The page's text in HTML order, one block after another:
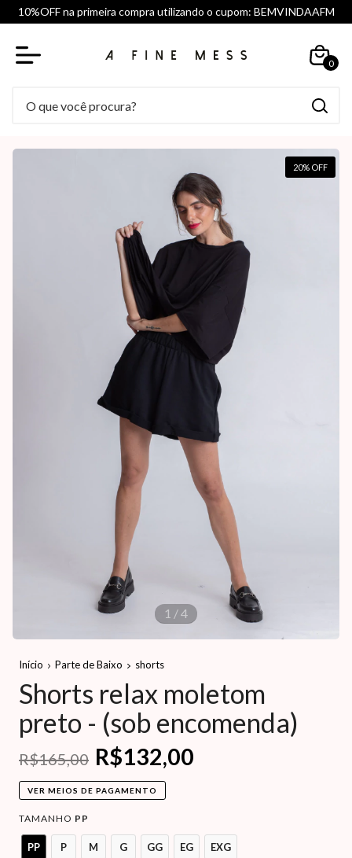
10%OFF na primeira compra utilizando o cupom: BEMVINDAAFM
0
20% OFF
1 /4
Início Parte de Baixo shorts
Shorts relax moletom
preto - (sob encomenda)
R$165,00 R$132,00
VER MEIOS DE PAGAMENTO
TAMANHO PP
PP P M G GG EG EXG